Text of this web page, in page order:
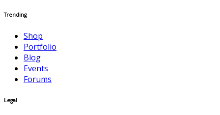
Trending
Shop
Portfolio
Blog
Events
Forums
Legal